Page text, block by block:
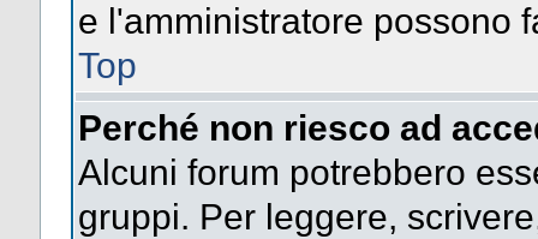
e l'amministratore possono
Top
Perché non riesco ad
Alcuni forum potrebbero
gruppi. Per leggere,